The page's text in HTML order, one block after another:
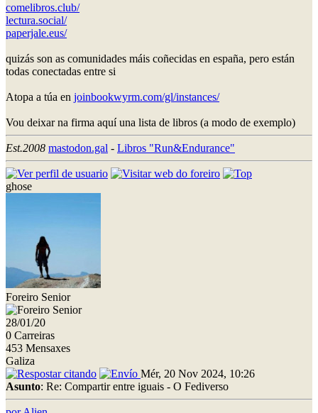
comelibros.club/
lectura.social/
paperjale.eus/
quizás son as comunidades máis coñecidas en españa, pero están
todas conectadas entre si
Atopa a túa en joinbookwyrm.com/gl/instances/
Vou deixar na firma aquí una lista de libros (a modo de exemplo)
Est.2008 mastodon.gal - Libros "Run&Endurance"
ghose
Foreiro Senior
28/01/20
0 Carreiras
453 Mensaxes
Galiza
Mér, 20 Nov 2024, 10:26
Asunto: Re: Compartir entre iguais - O Fediverso